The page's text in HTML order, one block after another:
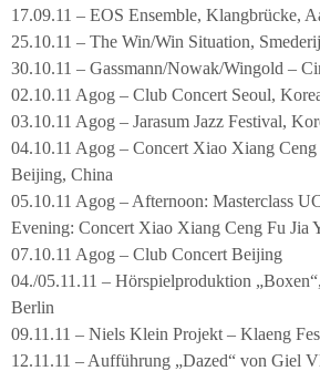
17.09.11 – EOS Ensemble, Klangbrücke,
25.10.11 – The Win/Win Situation,
30.10.11 – Gassmann/Nowak/Wingold –
02.10.11 Agog – Club Concert Seoul,
03.10.11 Agog – Jarasum Jazz Festival,
04.10.11 Agog – Concert Xiao Xiang
Beijing, China
05.10.11 Agog – Afternoon: Masterclass
Evening: Concert Xiao Xiang Ceng Fu Jia
07.10.11 Agog – Club Concert Beijing
04./05.11.11 – Hörspielproduktion
Berlin
09.11.11 – Niels Klein Projekt – Klaeng
12.11.11 – Aufführung „Dazed“ von Giel